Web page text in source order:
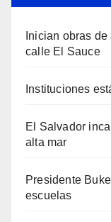
Inician obras
calle El Sauce
Instituciones
El Salvador
alta mar
Presidente
escuelas